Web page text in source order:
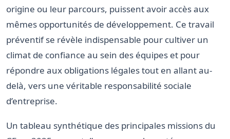
origine ou leur parcours, puissent avoir accès aux
mêmes opportunités de développement. Ce travail
préventif se révèle indispensable pour cultiver un
climat de confiance au sein des équipes et pour
répondre aux obligations légales tout en allant au-
delà, vers une véritable responsabilité sociale
d’entreprise.
Un tableau synthétique des principales missions du